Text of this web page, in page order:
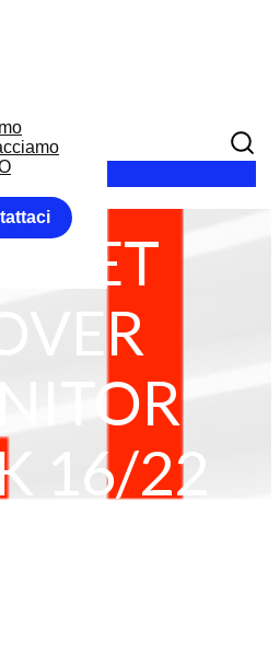
16/22